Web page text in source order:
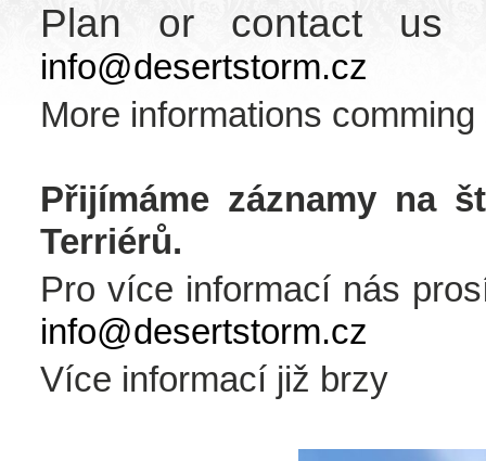
Plan or contact us
info@desertstorm.cz
More informations comming
Přijímáme záznamy na
Terriérů.
Pro více informací nás
info@desertstorm.cz
Více informací již brzy